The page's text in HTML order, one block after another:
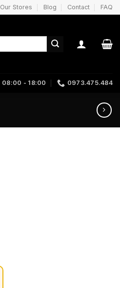
Our Stores Blog Contact FAQ
08:00 - 18:00 0973.475.484